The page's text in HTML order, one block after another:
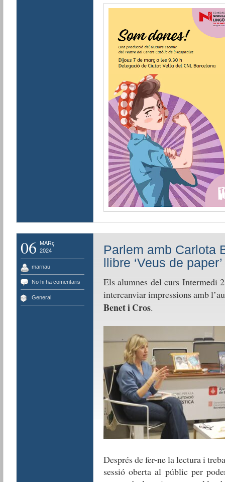
06
MARç
2024
marnau
No hi ha comentaris
General
Parlem amb Carlota
llibre ‘Veus de paper’
Els alumnes del curs Intermedi
intercanviar impressions amb
Benet i Cros.
Després de fer-ne la lectura i
sessió oberta al públic per